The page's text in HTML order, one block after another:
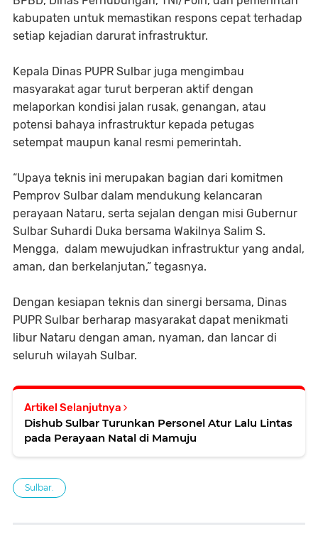
kabupaten untuk memastikan respons cepat terhadap
setiap kejadian darurat infrastruktur.
Kepala Dinas PUPR Sulbar juga mengimbau
masyarakat agar turut berperan aktif dengan
melaporkan kondisi jalan rusak, genangan, atau
potensi bahaya infrastruktur kepada petugas
setempat maupun kanal resmi pemerintah.
“Upaya teknis ini merupakan bagian dari komitmen
Pemprov Sulbar dalam mendukung kelancaran
perayaan Nataru, serta sejalan dengan misi Gubernur
Sulbar Suhardi Duka bersama Wakilnya Salim S.
Mengga, dalam mewujudkan infrastruktur yang andal,
aman, dan berkelanjutan,” tegasnya.
Dengan kesiapan teknis dan sinergi bersama, Dinas
PUPR Sulbar berharap masyarakat dapat menikmati
libur Nataru dengan aman, nyaman, dan lancar di
seluruh wilayah Sulbar.
Artikel Selanjutnya
Dishub Sulbar Turunkan Personel Atur Lalu Lintas
pada Perayaan Natal di Mamuju
Sulbar.